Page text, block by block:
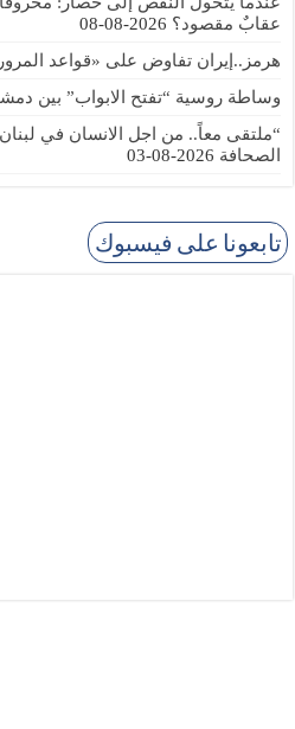
عقابٌ مقصود؟ 2026-08-08
هرمز..إيران تفاوض على «قواعد
وساطة روسية “تفتح الابواب” بين
“ملتقى معاً.. من اجل الانسان في
الصحافة 2026-08-03
تابعونا على فيسبوك